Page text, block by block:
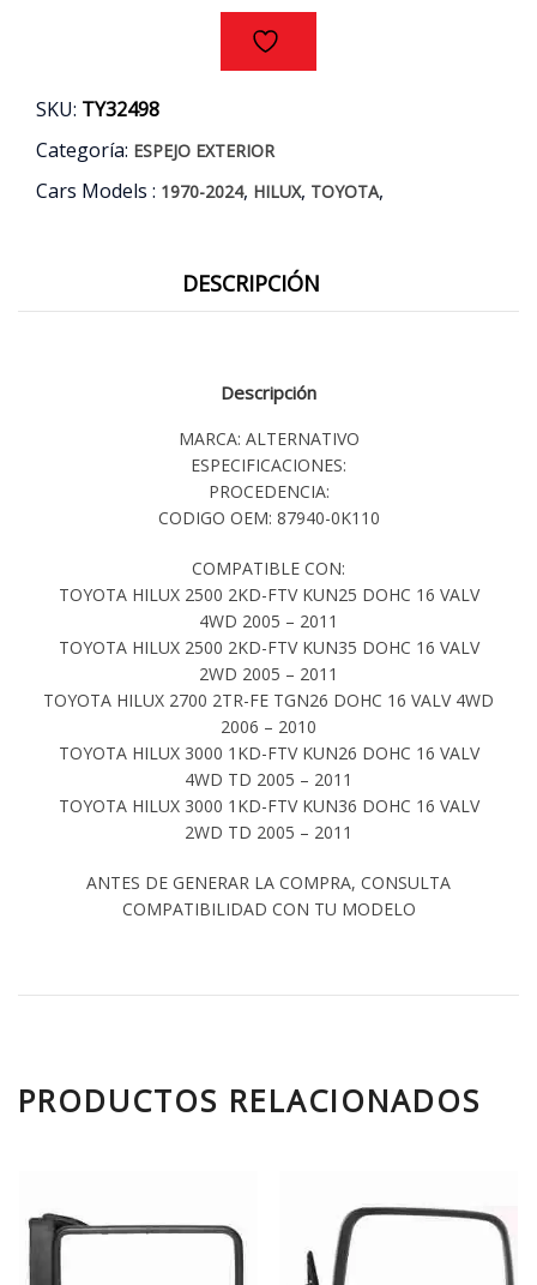
SKU: TY32498
Categoría: ESPEJO EXTERIOR
Cars Models : 1970-2024, HILUX, TOYOTA,
DESCRIPCIÓN
Descripción
MARCA: ALTERNATIVO
ESPECIFICACIONES:
PROCEDENCIA:
CODIGO OEM: 87940-0K110
COMPATIBLE CON:
TOYOTA HILUX 2500 2KD-FTV KUN25 DOHC 16 VALV
4WD 2005 – 2011
TOYOTA HILUX 2500 2KD-FTV KUN35 DOHC 16 VALV
2WD 2005 – 2011
TOYOTA HILUX 2700 2TR-FE TGN26 DOHC 16 VALV 4WD
2006 – 2010
TOYOTA HILUX 3000 1KD-FTV KUN26 DOHC 16 VALV
4WD TD 2005 – 2011
TOYOTA HILUX 3000 1KD-FTV KUN36 DOHC 16 VALV
2WD TD 2005 – 2011
ANTES DE GENERAR LA COMPRA, CONSULTA
COMPATIBILIDAD CON TU MODELO
PRODUCTOS RELACIONADOS